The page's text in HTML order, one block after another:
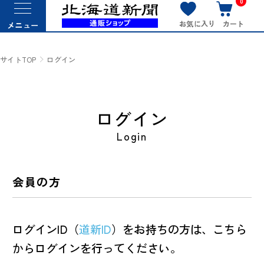
メニュー お気に入り カート
サイトTOP ログイン
ログイン
Login
会員の方
ログインID（道新ID）をお持ちの方は、こちら
からログインを行ってください。